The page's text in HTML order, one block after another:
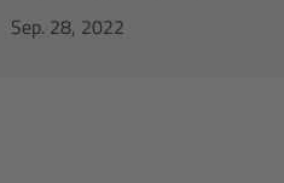
Sep. 28, 2022